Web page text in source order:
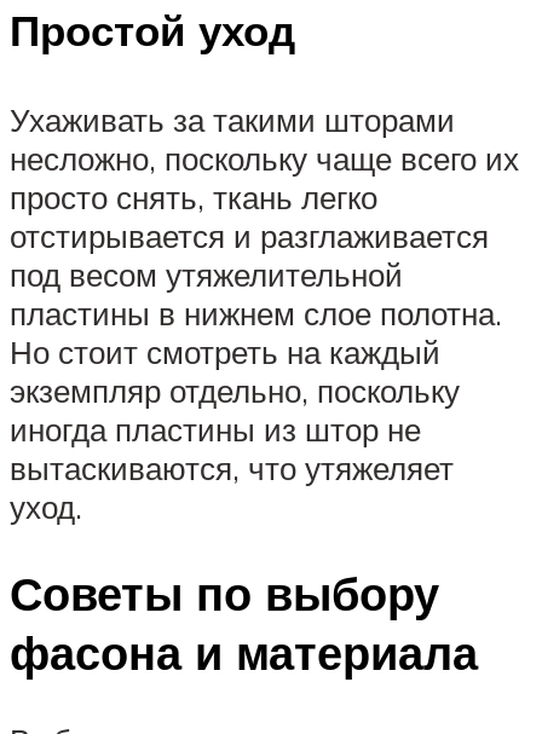
Простой уход
Ухаживать за такими шторами
несложно, поскольку чаще всего их
просто снять, ткань легко
отстирывается и разглаживается
под весом утяжелительной
пластины в нижнем слое полотна.
Но стоит смотреть на каждый
экземпляр отдельно, поскольку
иногда пластины из штор не
вытаскиваются, что утяжеляет
уход.
Советы по выбору
фасона и материала